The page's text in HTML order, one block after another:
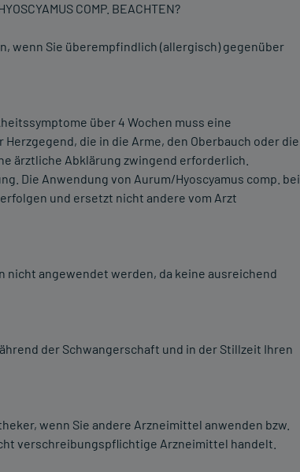
COMP. BEACHTEN?
wenn Sie überempfindlich (allergisch) gegenüber
über 4 Wochen muss eine
die in die Arme, den Oberbauch oder die
ärztliche Abklärung zwingend erforderlich.
Die Anwendung von Aurum/Hyoscyamus comp. bei
und ersetzt nicht andere vom Arzt
nicht angewendet werden, da keine ausreichend
der Schwangerschaft und in der Stillzeit Ihren
wenn Sie andere Arzneimittel anwenden bzw.
verschreibungspflichtige Arzneimittel handelt.